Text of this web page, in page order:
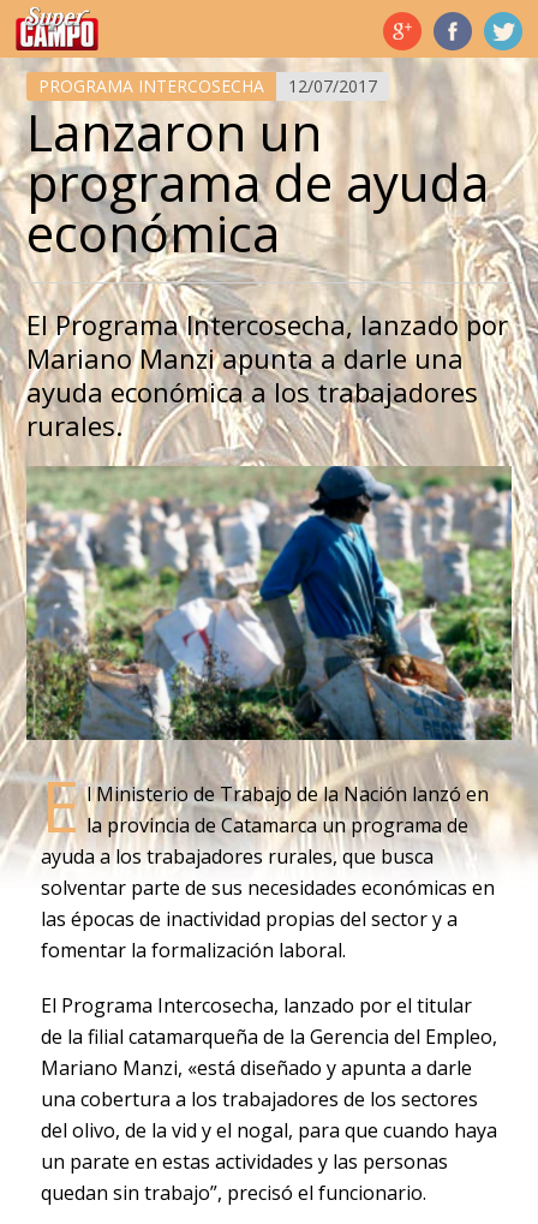
Temas de hoy
PROGRAMA INTERCOSECHA 12/07/2017
Lanzaron un
programa de ayuda
económica
El Programa Intercosecha, lanzado por
Mariano Manzi apunta a darle una
ayuda económica a los trabajadores
rurales.
E l Ministerio de Trabajo de la Nación lanzó en
la provincia de Catamarca un programa de
ayuda a los trabajadores rurales, que busca
solventar parte de sus necesidades económicas en
las épocas de inactividad propias del sector y a
fomentar la formalización laboral.
El Programa Intercosecha, lanzado por el titular
de la filial catamarqueña de la Gerencia del Empleo,
Mariano Manzi, «está diseñado y apunta a darle
una cobertura a los trabajadores de los sectores
del olivo, de la vid y el nogal, para que cuando haya
un parate en estas actividades y las personas
quedan sin trabajo”, precisó el funcionario.